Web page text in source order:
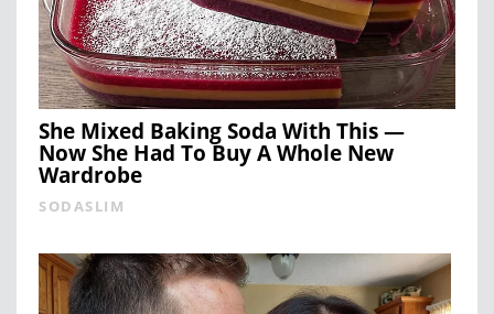
She Mixed Baking Soda With This —
Now She Had To Buy A Whole New
Wardrobe
SODASLIM